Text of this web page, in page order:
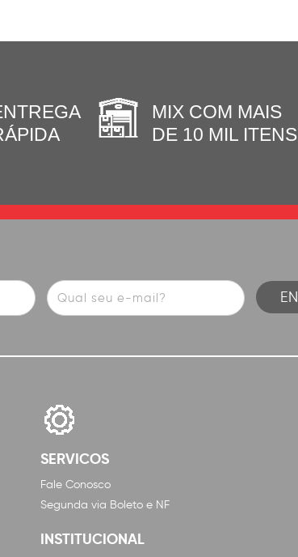
MIX COM MAIS
DE 10 MIL ITENS
SERVICOS
Fale Conosco
Segunda via Boleto e NF
INSTITUCIONAL